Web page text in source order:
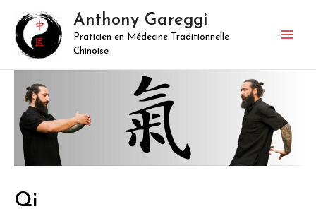
contenu
Anthony Gareggi
Praticien en Médecine Traditionnelle
Chinoise
Qi